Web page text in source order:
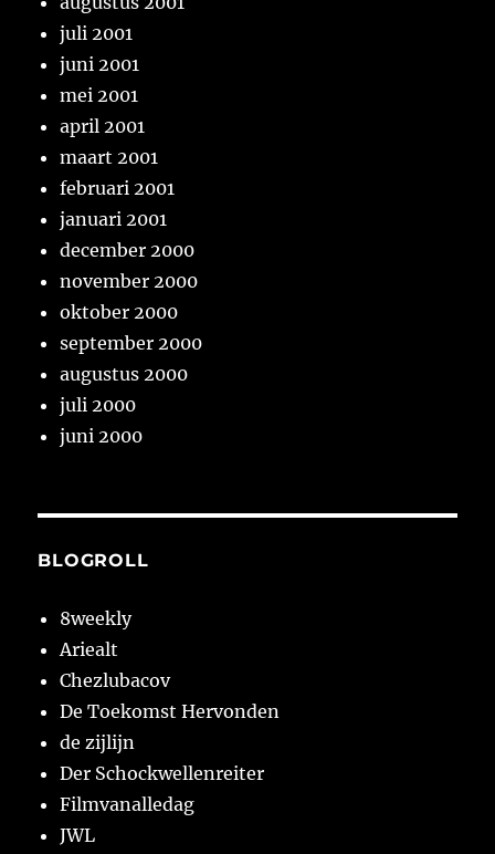
juli 2001
juni 2001
mei 2001
april 2001
maart 2001
februari 2001
januari 2001
december 2000
november 2000
oktober 2000
september 2000
augustus 2000
juli 2000
juni 2000
BLOGROLL
8weekly
Ariealt
Chezlubacov
De Toekomst Hervonden
de zijlijn
Der Schockwellenreiter
Filmvanalledag
JWL